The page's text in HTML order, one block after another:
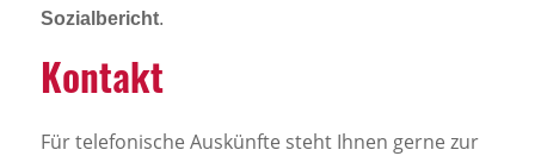
Sozialbericht.
Kontakt
Für telefonische Auskünfte steht Ihnen gerne zur